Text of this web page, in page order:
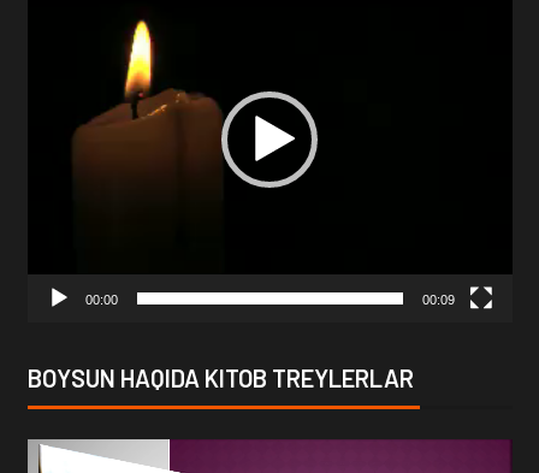
00:00 00:09
BOYSUN HAQIDA KITOB TREYLERLAR
Video